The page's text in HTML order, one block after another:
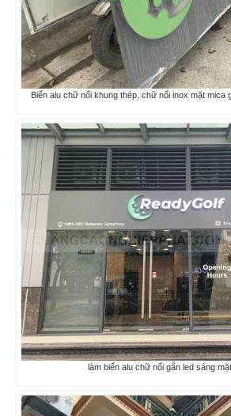
Biển alu chữ nổi khung thép, chữ nổi inox mặt mica
làm biển alu chữ nổi gắn led sáng